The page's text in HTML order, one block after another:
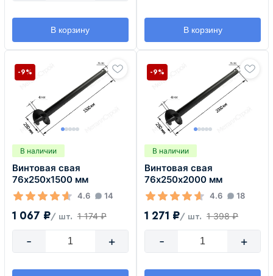
В корзину В корзину
В наличии
Винтовая свая
76х250х1500 мм
4.6 14
1 067 ₽/ шт. 1 174 ₽
-9%
- +
В наличии
Винтовая свая
76х250х2000 мм
4.6 18
1 271 ₽/ шт. 1 398 ₽
-9%
- +